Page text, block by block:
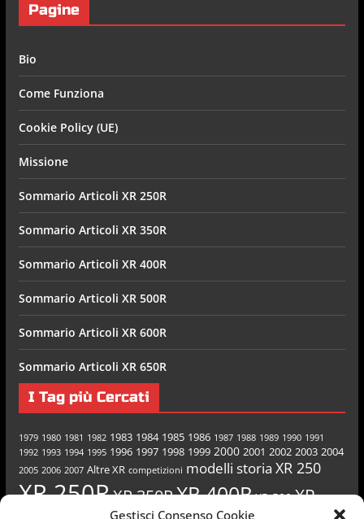
Gestisci Consenso Cookie
Pagine
Bio
Come Funziona
Cookie Policy (UE)
Missione
Sommario Articoli XR 250R
Sommario Articoli XR 350R
Sommario Articoli XR 400R
Sommario Articoli XR 500R
Sommario Articoli XR 600R
Sommario Articoli XR 650R
I Tag più Cercati
1979 1980 1981 1982 1983 1984 1985 1986 1987 1988 1989 1990 1991
1992 1993 1994 1995 1996 1997 1998 1999 2000 2001 2002 2003 2004
2005 2006 2007 Altre XR competizioni modelli storia XR 250
XR 250RXR 350RXR 400R XR 500 XR